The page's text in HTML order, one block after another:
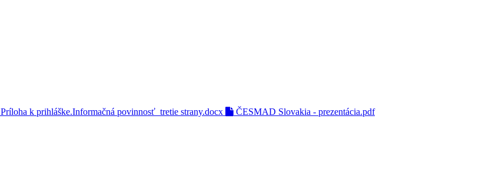
Príloha k prihláške.Informačná povinnosť_tretie strany.docx
ČESMAD Slovakia - prezentácia.pdf